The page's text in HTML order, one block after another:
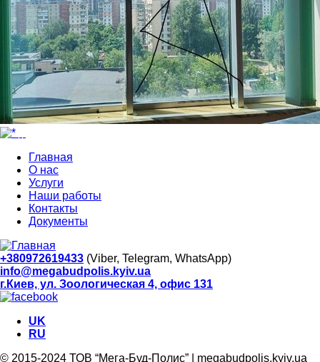
Главная
О нас
Услуги
Наши работы
Контакты
Документы
+380972619433 (Viber, Telegram, WhatsApp)
info@megabudpolis.kyiv.ua
г.Киев, ул. Зоологическая 4, офис 131
UK
RU
© 2015-2024 ТОВ “Мега-Буд-Полис” | megabudpolis.kyiv.ua